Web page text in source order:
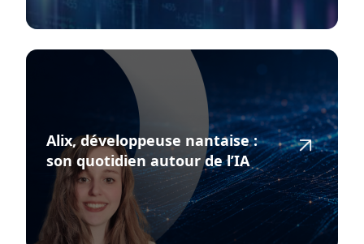
Alix, développeuse nantaise :
son quotidien autour de l’IA